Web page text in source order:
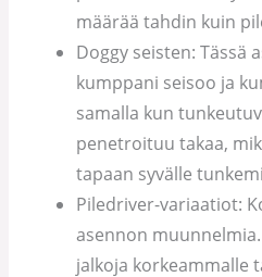
määrää tahdin kuin
Doggy seisten: Tässä
kumppani seisoo ja
samalla kun
penetroituu takaa,
tapaan syvälle
Piledriver-variaatiot:
asennon
jalkoja korkeammalle